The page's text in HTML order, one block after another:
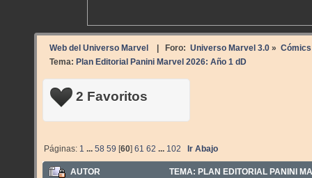
Web del Universo Marvel | Foro: Universo Marvel 3.0» Cómics
Tema: Plan Editorial Panini Marvel 2026: Año 1 dD
2 Favoritos
Páginas: 1 ...58 59 [60]61 62 ... 102 Ir Abajo
AUTOR TEMA: PLAN EDITORIAL PANINI